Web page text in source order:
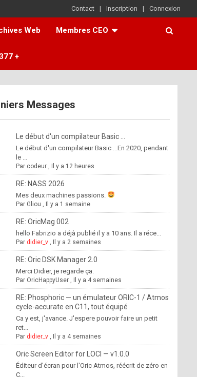
Contact Inscription Connexion
Web Membres CEO
+
Messages
Le début d'un compilateur Basic ...
Le début d'un compilateur Basic ...En 2020, pendant
le ...
Par codeur, Il y a 12 heures
RE: NASS 2026
Mes deux machines passions.
Par Gliou , Il y a 1 semaine
RE: OricMag 002
hello Fabrizio a déjà publié il y a 10 ans. Il a réce...
Par didier_v, Il y a 2 semaines
RE: Oric DSK Manager 2.0
Merci Didier, je regarde ça.
Par OricHappyUser, Il y a 4 semaines
RE: Phosphoric — un émulateur ORIC-1 / Atmos
cycle-accurate en C11, tout équipé
Ca y est, j'avance. J'espere pouvoir faire un petit
ret...
Par didier_v, Il y a 4 semaines
Oric Screen Editor for LOCI — v1.0.0
Éditeur d'écran pour l'Oric Atmos, réécrit de zéro en
C...